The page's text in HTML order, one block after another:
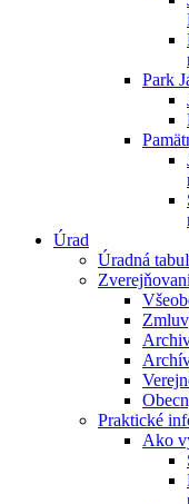
Park
Úrad
Úradná
Praktické
Ako